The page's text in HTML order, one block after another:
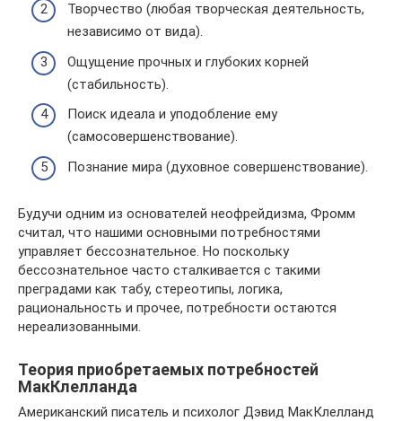
Творчество (любая творческая деятельность,
независимо от вида).
Ощущение прочных и глубоких корней
(стабильность).
Поиск идеала и уподобление ему
(самосовершенствование).
Познание мира (духовное совершенствование).
Будучи одним из основателей неофрейдизма, Фромм
считал, что нашими основными потребностями
управляет бессознательное. Но поскольку
бессознательное часто сталкивается с такими
преградами как табу, стереотипы, логика,
рациональность и прочее, потребности остаются
нереализованными.
Теория приобретаемых потребностей
МакКлелланда
Американский писатель и психолог Дэвид МакКлелланд